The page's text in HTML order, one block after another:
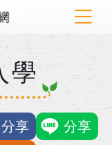
學
分享
分享